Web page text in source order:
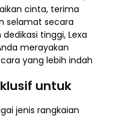
cinta, terima
selamat secara
tinggi, Lexa
merayakan
yang lebih indah
untuk
jenis rangkaian